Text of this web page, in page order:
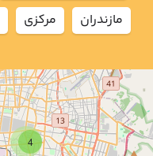
4
مازندران
مركزي